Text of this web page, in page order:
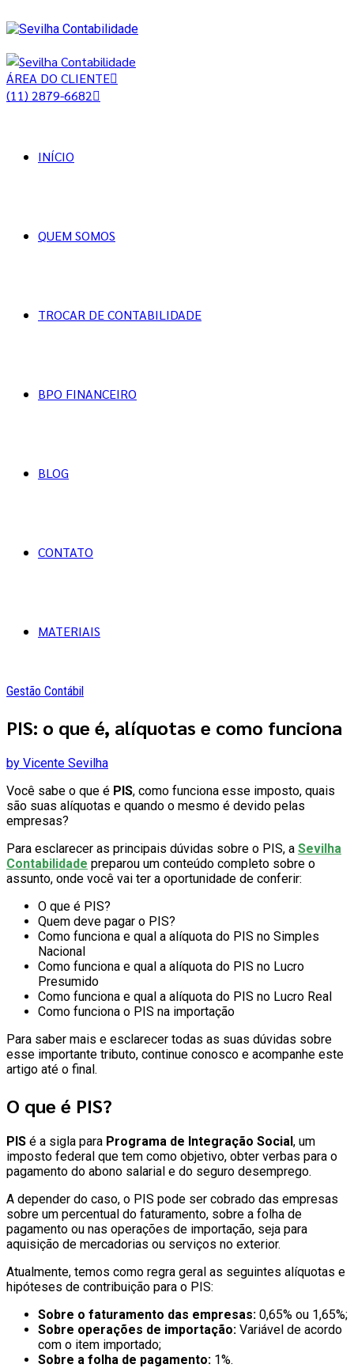
ÁREA DO CLIENTE
(11) 2879-6682
INÍCIO
QUEM SOMOS
TROCAR DE CONTABILIDADE
BPO FINANCEIRO
BLOG
CONTATO
MATERIAIS
Gestão Contábil
PIS: o que é, alíquotas e como funciona
by Vicente Sevilha
Você sabe o que é PIS, como funciona esse imposto, quais
são suas alíquotas e quando o mesmo é devido pelas
empresas?
Para esclarecer as principais dúvidas sobre o PIS, a Sevilha
Contabilidade preparou um conteúdo completo sobre o
assunto, onde você vai ter a oportunidade de conferir:
O que é PIS?
Quem deve pagar o PIS?
Como funciona e qual a alíquota do PIS no Simples
Nacional
Como funciona e qual a alíquota do PIS no Lucro
Presumido
Como funciona e qual a alíquota do PIS no Lucro Real
Como funciona o PIS na importação
Para saber mais e esclarecer todas as suas dúvidas sobre
esse importante tributo, continue conosco e acompanhe este
artigo até o final.
O que é PIS?
PIS é a sigla para Programa de Integração Social, um
imposto federal que tem como objetivo, obter verbas para o
pagamento do abono salarial e do seguro desemprego.
A depender do caso, o PIS pode ser cobrado das empresas
sobre um percentual do faturamento, sobre a folha de
pagamento ou nas operações de importação, seja para
aquisição de mercadorias ou serviços no exterior.
Atualmente, temos como regra geral as seguintes alíquotas e
hipóteses de contribuição para o PIS:
Sobre o faturamento das empresas: 0,65% ou 1,65%;
Sobre operações de importação: Variável de acordo
com o item importado;
Sobre a folha de pagamento: 1%.